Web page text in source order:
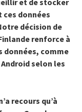
données
décision de
renforce à
données, comme
selon les
recours qu’à